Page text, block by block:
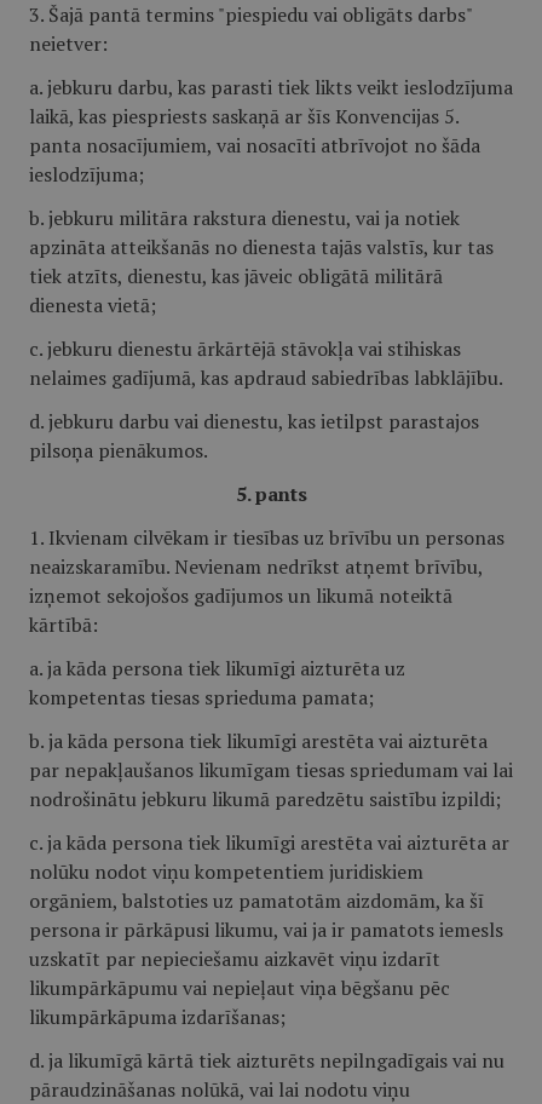
3. Šajā pantā termins "piespiedu vai obligāts darbs"
neietver:
a. jebkuru darbu, kas parasti tiek likts veikt ieslodzījuma
laikā, kas piespriests saskaņā ar šīs Konvencijas 5.
panta nosacījumiem, vai nosacīti atbrīvojot no šāda
ieslodzījuma;
b. jebkuru militāra rakstura dienestu, vai ja notiek
apzināta atteikšanās no dienesta tajās valstīs, kur tas
tiek atzīts, dienestu, kas jāveic obligātā militārā
dienesta vietā;
c. jebkuru dienestu ārkārtējā stāvokļa vai stihiskas
nelaimes gadījumā, kas apdraud sabiedrības labklājību.
d. jebkuru darbu vai dienestu, kas ietilpst parastajos
pilsoņa pienākumos.
5. pants
1. Ikvienam cilvēkam ir tiesības uz brīvību un personas
neaizskaramību. Nevienam nedrīkst atņemt brīvību,
izņemot sekojošos gadījumos un likumā noteiktā
kārtībā:
a. ja kāda persona tiek likumīgi aizturēta uz
kompetentas tiesas sprieduma pamata;
b. ja kāda persona tiek likumīgi arestēta vai aizturēta
par nepakļaušanos likumīgam tiesas spriedumam vai lai
nodrošinātu jebkuru likumā paredzētu saistību izpildi;
c. ja kāda persona tiek likumīgi arestēta vai aizturēta ar
nolūku nodot viņu kompetentiem juridiskiem
orgāniem, balstoties uz pamatotām aizdomām, ka šī
persona ir pārkāpusi likumu, vai ja ir pamatots iemesls
uzskatīt par nepieciešamu aizkavēt viņu izdarīt
likumpārkāpumu vai nepieļaut viņa bēgšanu pēc
likumpārkāpuma izdarīšanas;
d. ja likumīgā kārtā tiek aizturēts nepilngadīgais vai nu
pāraudzināšanas nolūkā, vai lai nodotu viņu